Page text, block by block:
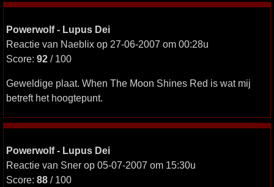
Powerwolf - Lupus Dei
Reactie van Naeblix op 27-06-2007 om 00:28u
Score: 92 / 100
Geweldige plaat. When The Moon Shines Red is wat mij
betreft het hoogtepunt.
Powerwolf - Lupus Dei
Reactie van Sner op 05-07-2007 om 15:30u
Score: 88 / 100